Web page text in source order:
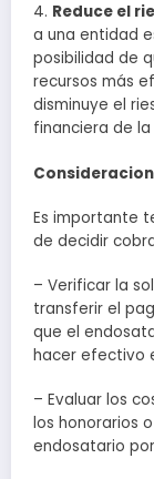
4. Reduce el
a una entidad
posibilidad de
recursos más
disminuye el
financiera de
Es importante
de decidir
– Verificar la
transferir el
que el
hacer efectivo
– Evaluar los
los honorarios
endosatario